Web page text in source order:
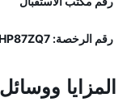
رقم الرخصة: 015168ALB00003, IT015168A1BHP87ZQ7
المزايا